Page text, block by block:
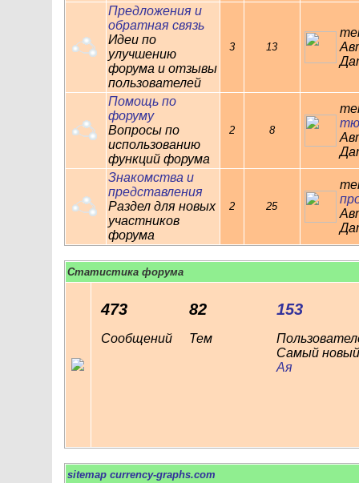
Предложения и
обратная связь
Идеи по
улучшению
форума и отзывы
пользователей
3 13
Помощь по
форуму
Вопросы по
использованию
функций форума
2 8
Знакомства и
представления
Раздел для новых
участников
форума
2 25
Статистика форума
473
Сообщений
82
Тем
153
Самый
Ая
sitemap currency-graphs.com